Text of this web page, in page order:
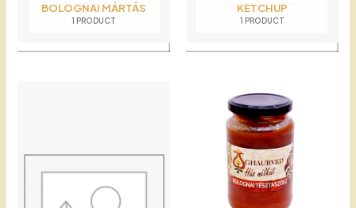
BOLOGNAI MÁRTÁS
1 PRODUCT
KETCHUP
1 PRODUCT